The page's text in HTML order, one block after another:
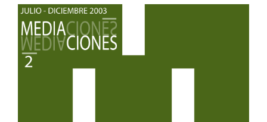
Barra
lateral
del
artículo